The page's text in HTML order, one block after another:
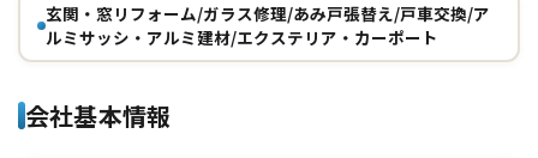
玄関・窓リフォーム/ガラス修理/あみ戸張替え/戸車交換/ア
ルミサッシ・アルミ建材/エクステリア・カーポート
会社基本情報